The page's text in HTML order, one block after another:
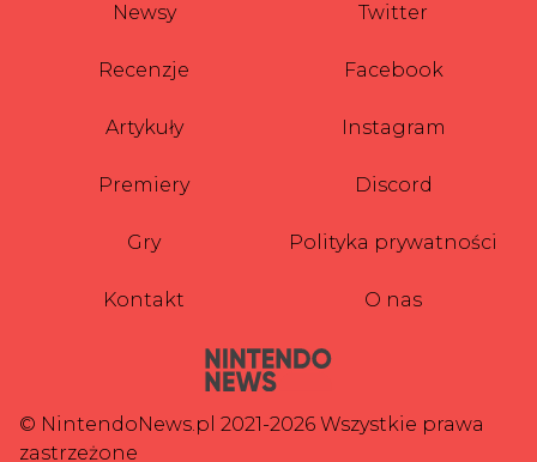
© NintendoNews.pl 2021-2026 Wszystkie prawa
zastrzeżone
Newsy
Recenzje
Artykuły
Premiery
Gry
Kontakt
Twitter
Facebook
Instagram
Discord
Polityka prywatności
O nas